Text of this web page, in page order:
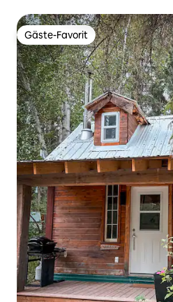
Gäste-Favorit
Gäste-Favorit